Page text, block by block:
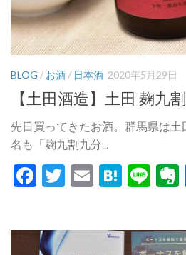
BLOG / お酒 / 日本酒 2020年5月29日
【土田酒造】土田 麹九
先日買ってきたお酒。群馬県は
名も「麹九割九分...
Facebook
Twitter
Email